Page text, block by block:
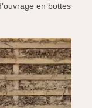
en bottes